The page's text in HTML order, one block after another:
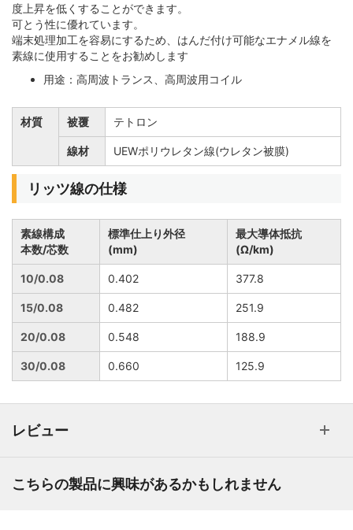
度上昇を低くすることができます。
可とう性に優れています。
端末処理加工を容易にするため、はんだ付け可能なエナメル線を
素線に使用することをお勧めします
用途：高周波トランス、高周波用コイル
材質 被覆 テトロン
線材 UEWポリウレタン線(ウレタン被膜)
リッツ線の仕様
素線構成
本数/芯数
標準仕上り外径
(mm)
最大導体抵抗
(Ω/km)
10/0.08 0.402 377.8
15/0.08 0.482 251.9
20/0.08 0.548 188.9
30/0.08 0.660 125.9
レビュー
こちらの製品に興味があるかもしれません